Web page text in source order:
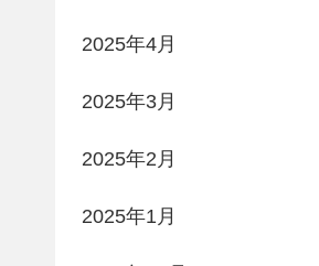
2025年4月
2025年3月
2025年2月
2025年1月